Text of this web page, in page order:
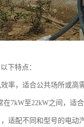
下特点：
率，适合公共场所或高
7kW至22kW之间，适
适配不同和型号的电动汽